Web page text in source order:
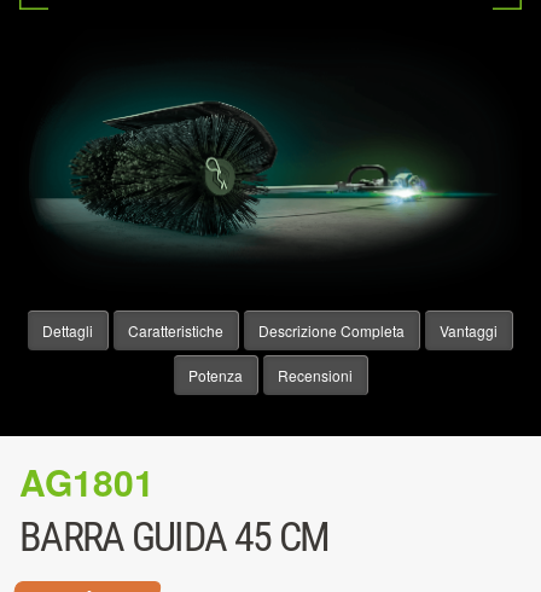
Dettagli Caratteristiche Descrizione Completa Vantaggi
Potenza Recensioni
AG1801
BARRA GUIDA 45 CM